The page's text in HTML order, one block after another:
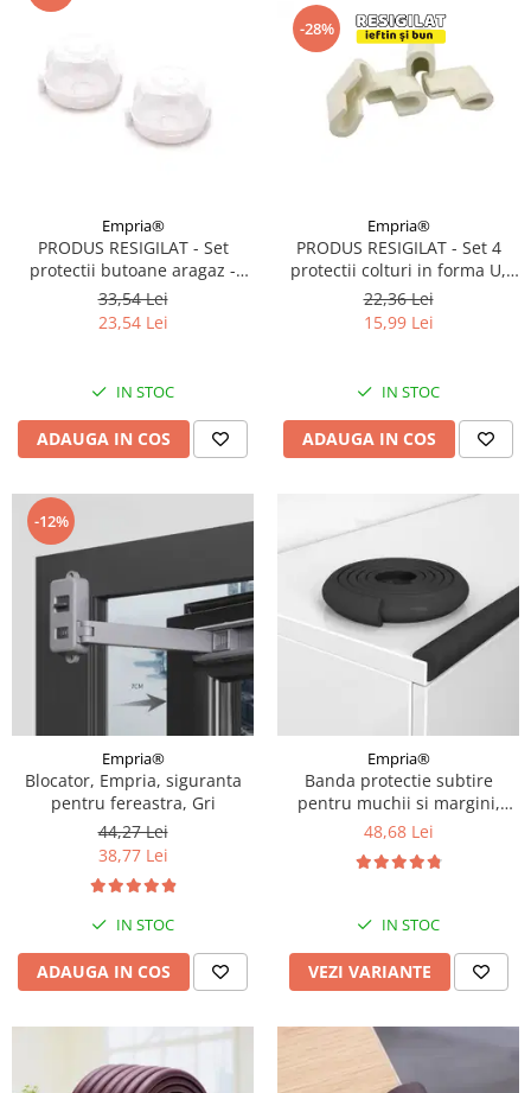
Empria®
PRODUS RESIGILAT - Set
protectii butoane aragaz -
plita, Empria, 2 bucati, 7.5x4.6
cm, Alb
33,54 Lei
23,54 Lei
IN STOC
ADAUGA IN COS
-28%
Empria®
PRODUS RESIGILAT - Set 4
protectii colturi in forma U,
3.5x0.7x6 cm, Alb Fildes
22,36 Lei
15,99 Lei
IN STOC
ADAUGA IN COS
-12%
Empria®
Blocator, Empria, siguranta
pentru fereastra, Gri
44,27 Lei
38,77 Lei
IN STOC
ADAUGA IN COS
Empria®
Banda protectie subtire
pentru muchii si margini,
2.3x0.9x200 cm, Diverse culori
48,68 Lei
IN STOC
VEZI VARIANTE